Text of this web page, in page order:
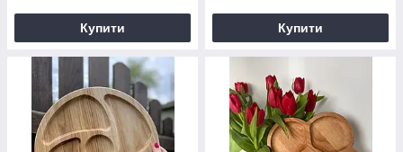
Купити Купити